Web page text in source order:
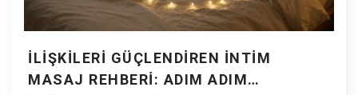
İLIŞKILERI GÜÇLENDIREN İNTIM
MASAJ REHBERI: ADIM ADIM